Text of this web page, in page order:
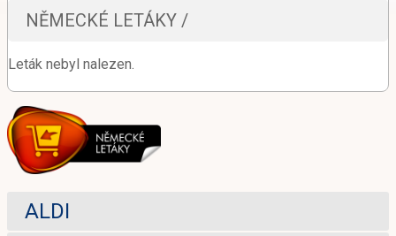
NĚMECKÉ LETÁKY /
Leták nebyl nalezen.
ALDI